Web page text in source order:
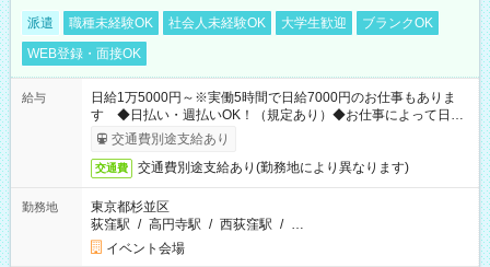
派遣 職種未経験OK 社会人未経験OK 大学生歓迎
ブランクOK
WEB登録・面接OK
給与
日給1万5000円～※実働5時間で日給7000円のお仕事もありま
す ◆日払い・週払いOK！（規定あり）◆お仕事によって日給
も異なります
交通費別途支給あり
交通費 交通費別途支給あり(勤務地により異なります)
勤務地
東京都杉並区
荻窪駅 / 高円寺駅 / 西荻窪駅 / …
イベント会場